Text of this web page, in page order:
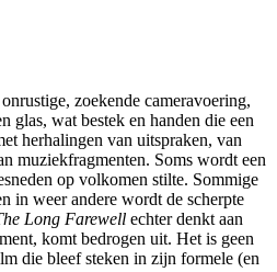
zoekende cameravoering,
glas, wat bestek en handen die een
herhalingen van uitspraken, van
muziekfragmenten. Soms wordt een
op volkomen stilte. Sommige
in weer andere wordt de scherpte
Long Farewell echter denkt aan
komt bedrogen uit. Het is geen
die bleef steken in zijn formele (en